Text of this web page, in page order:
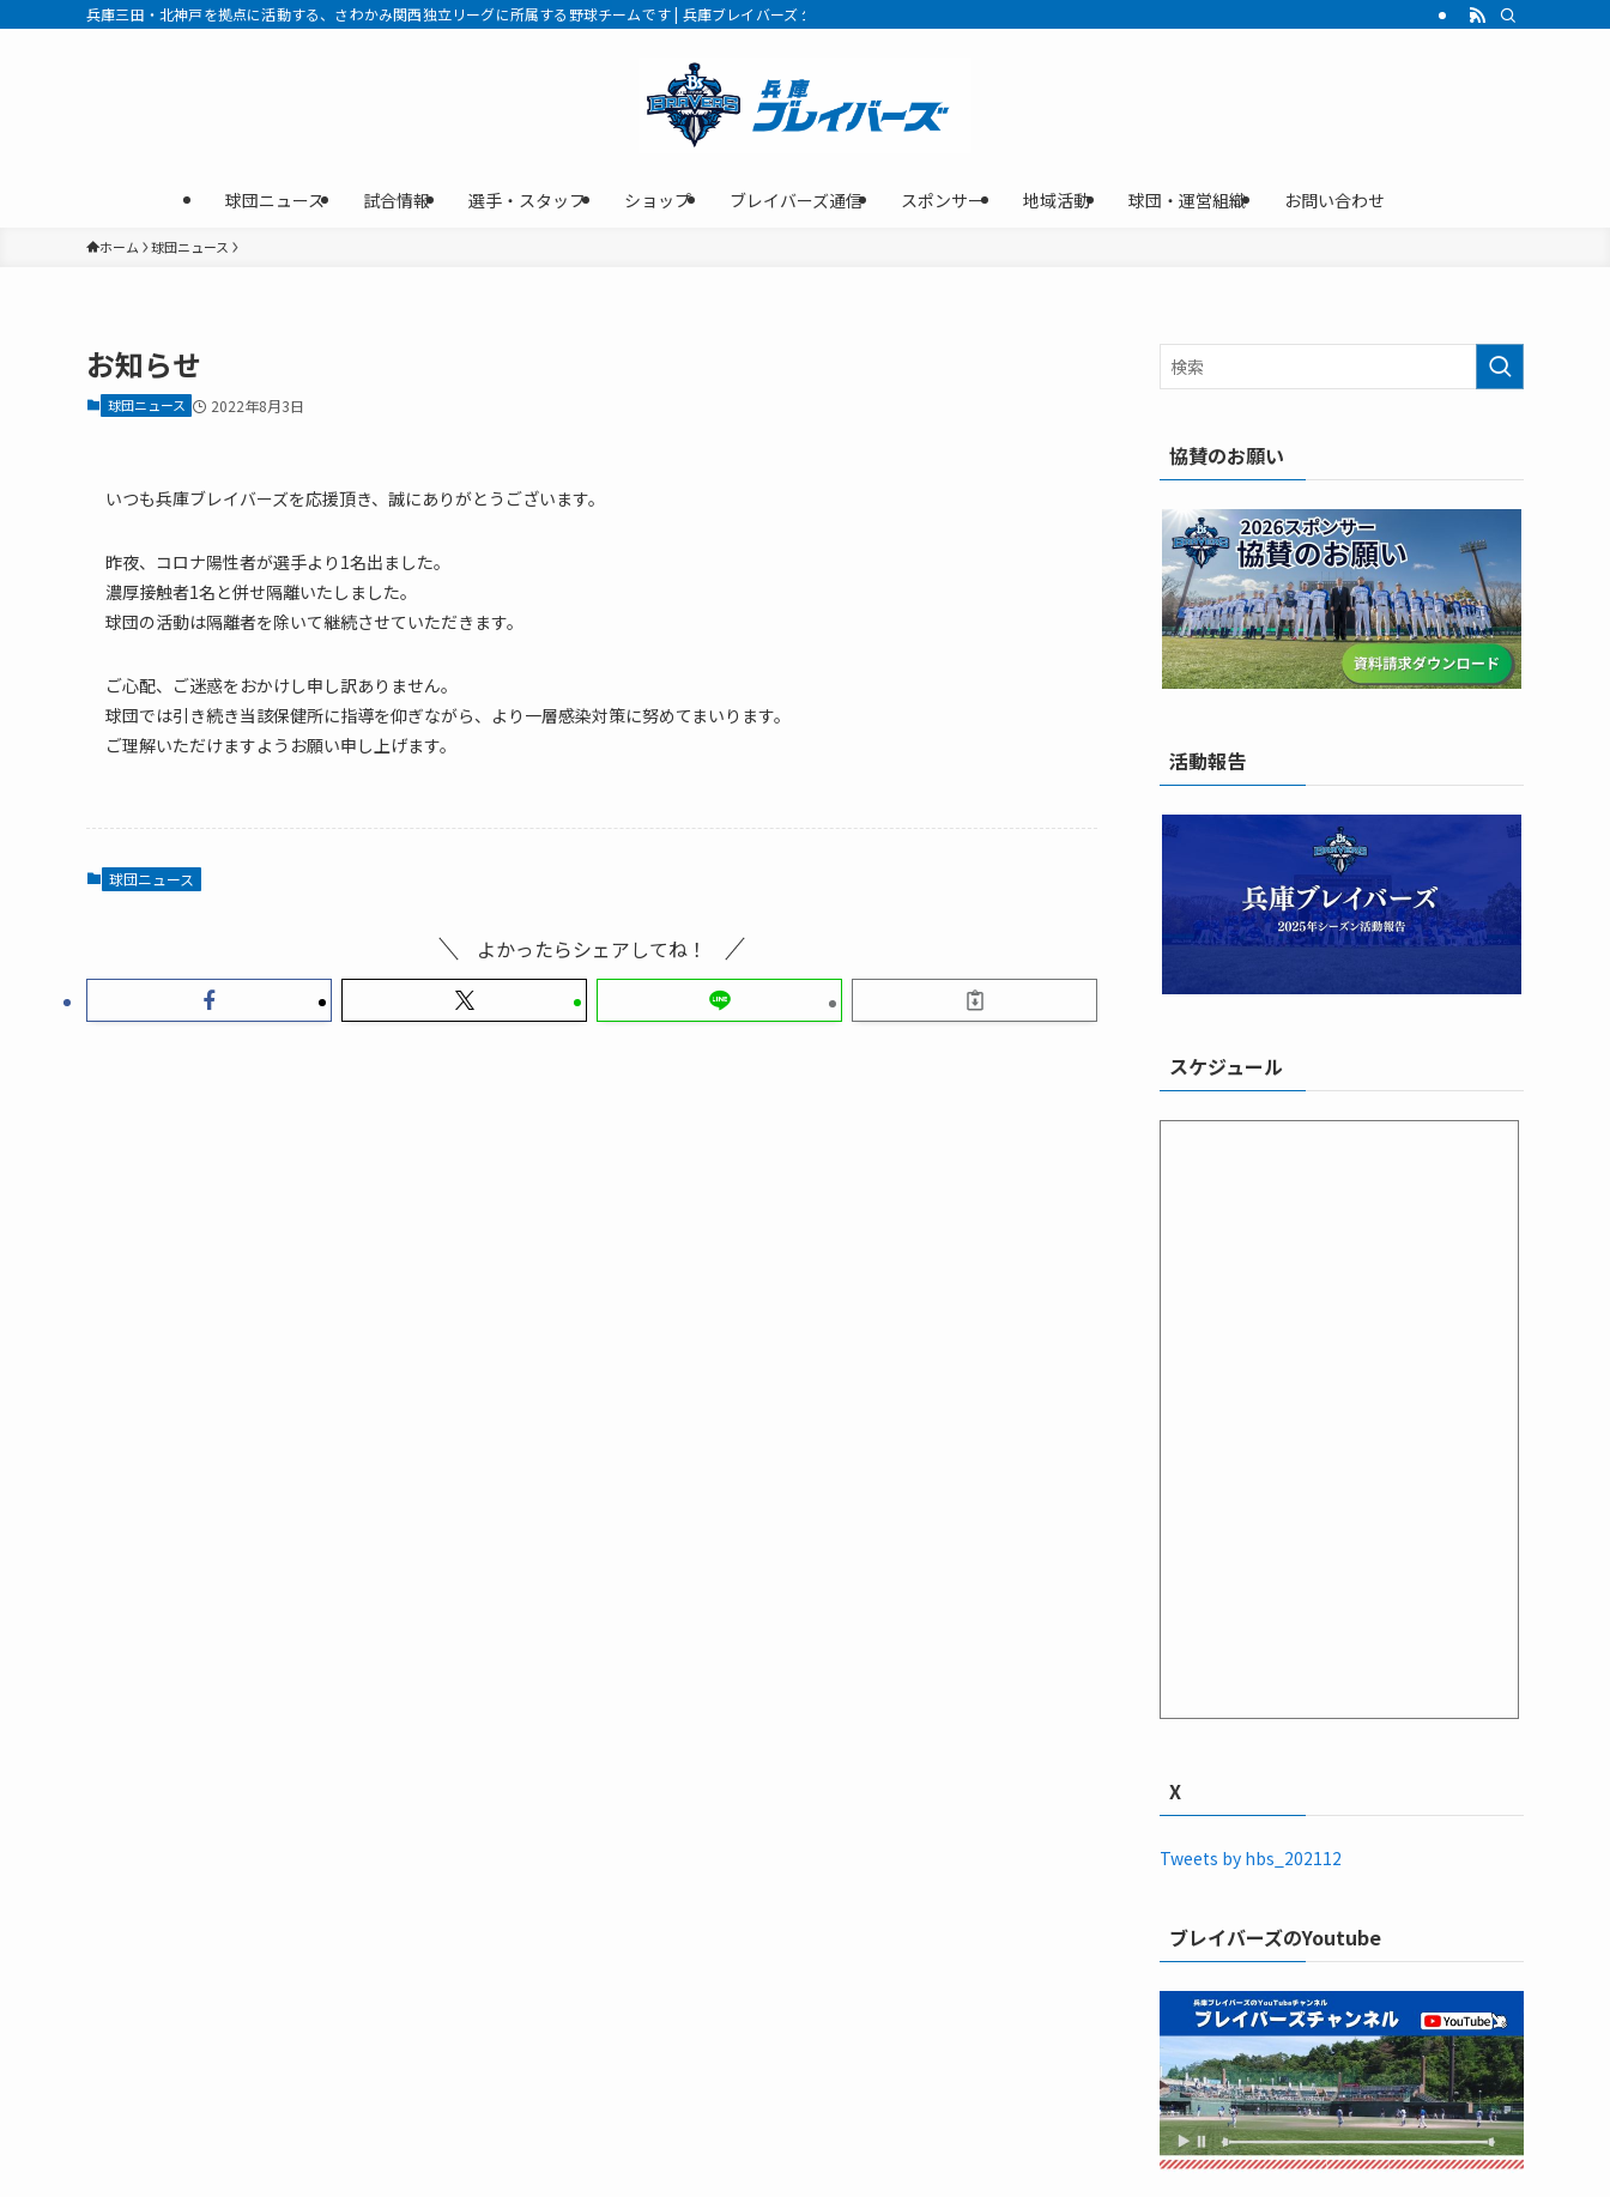
兵庫三田・北神戸を拠点に活動する、さわかみ関西独立リーグに所属する野球チームです | 兵庫ブレイバーズ 公式サイト
球団ニュース 試合情報 選手・スタッフ ショップ ブレイバーズ通信 スポンサー 地域活動 球団・運営組織 お問い合わせ
ホーム 球団ニュース
お知らせ
球団ニュース 2022年8月3日
いつも兵庫ブレイバーズを応援頂き、誠にありがとうございます。
昨夜、コロナ陽性者が選手より1名出ました。
濃厚接触者1名と併せ隔離いたしました。
球団の活動は隔離者を除いて継続させていただきます。
ご心配、ご迷惑をおかけし申し訳ありません。
球団では引き続き当該保健所に指導を仰ぎながら、より一層感染対策に努めてまいります。
ご理解いただけますようお願い申し上げます。
球団ニュース
よかったらシェアしてね！
協賛のお願い
活動報告
スケジュール
X
Tweets by hbs_202112
ブレイバーズのYoutube